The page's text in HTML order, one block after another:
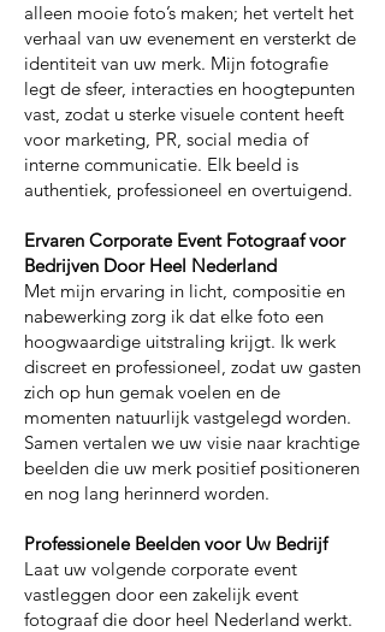
alleen mooie foto’s maken; het vertelt het
verhaal van uw evenement en versterkt de
identiteit van uw merk. Mijn fotografie
legt de sfeer, interacties en hoogtepunten
vast, zodat u sterke visuele content heeft
voor marketing, PR, social media of
interne communicatie. Elk beeld is
authentiek, professioneel en overtuigend.
Ervaren Corporate Event Fotograaf voor
Bedrijven Door Heel Nederland
Met mijn ervaring in licht, compositie en
nabewerking zorg ik dat elke foto een
hoogwaardige uitstraling krijgt. Ik werk
discreet en professioneel, zodat uw gasten
zich op hun gemak voelen en de
momenten natuurlijk vastgelegd worden.
Samen vertalen we uw visie naar krachtige
beelden die uw merk positief positioneren
en nog lang herinnerd worden.
Professionele Beelden voor Uw Bedrijf
Laat uw volgende corporate event
vastleggen door een zakelijk event
fotograaf die door heel Nederland werkt.